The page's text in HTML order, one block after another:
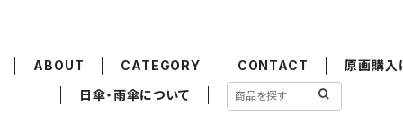
ABOUT CATEGORY CONTACT
原画購入
日傘・雨傘について